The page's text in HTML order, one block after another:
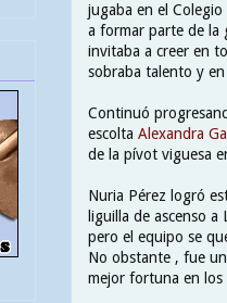
jugaba en el
a formar parte de la
invitaba a creer en
sobraba talento y
Continuó
escolta Alexandra
de la pívot viguesa
Nuria Pérez logró
liguilla de ascenso a
pero el equipo se
No obstante , fue
mejor fortuna en los